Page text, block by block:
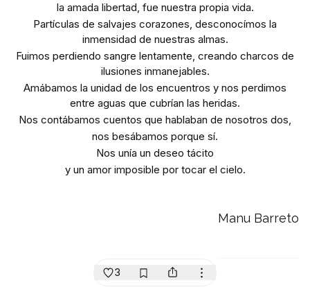
la amada libertad, fue nuestra propia vida.
Partículas de salvajes corazones, desconocímos la
inmensidad de nuestras almas.
Fuimos perdiendo sangre lentamente, creando charcos de
ilusiones inmanejables.
Amábamos la unidad de los encuentros y nos perdimos
entre aguas que cubrían las heridas.
Nos contábamos cuentos que hablaban de nosotros dos,
nos besábamos porque sí.
Nos unía un deseo tácito
y un amor imposible por tocar el cielo.
Manu Barreto
3